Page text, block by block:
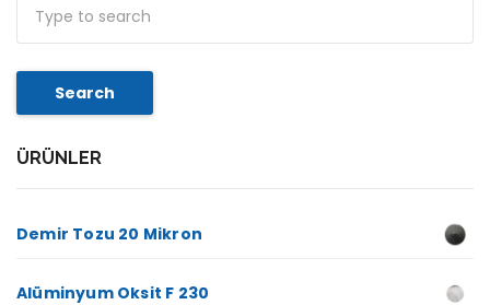
Search
ÜRÜNLER
Demir Tozu 20 Mikron
Alüminyum Oksit F 230